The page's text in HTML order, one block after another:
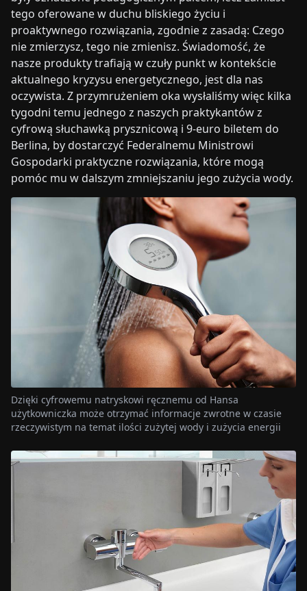
tego oferowane w duchu bliskiego życiu i
proaktywnego rozwiązania, zgodnie z zasadą: Czego
nie zmierzysz, tego nie zmienisz. Świadomość, że
nasze produkty trafiają w czuły punkt w kontekście
aktualnego kryzysu energetycznego, jest dla nas
oczywista. Z przymrużeniem oka wysłaliśmy więc kilka
tygodni temu jednego z naszych praktykantów z
cyfrową słuchawką prysznicową i 9-euro biletem do
Berlina, by dostarczyć Federalnemu Ministrowi
Gospodarki praktyczne rozwiązania, które mogą
pomóc mu w dalszym zmniejszaniu jego zużycia wody.
Dzięki cyfrowemu natryskowi ręcznemu od Hansa
użytkowniczka może otrzymać informacje zwrotne w czasie
rzeczywistym na temat ilości zużytej wody i zużycia energii